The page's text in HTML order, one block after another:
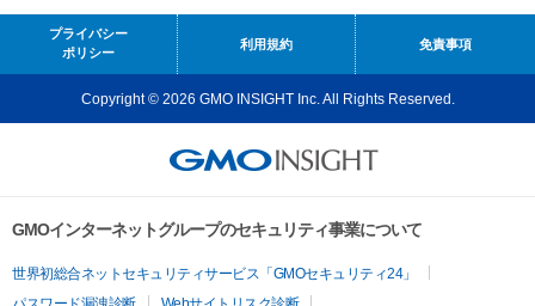
プライバシー
ポリシー
利用規約 免責事項
Copyright © 2026 GMO INSIGHT Inc. All Rights Reserved.
GMOインターネットグループのセキュリティ事業について
世界初総合ネットセキュリティサービス「GMOセキュリティ24」